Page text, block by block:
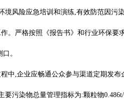
境风险应急培训和演练,有效防范因污
。严格按照《报告书》和行业环保
。
中,企业应畅通公众参与渠道定期发
要污染物总量管理指标为:颗粒物